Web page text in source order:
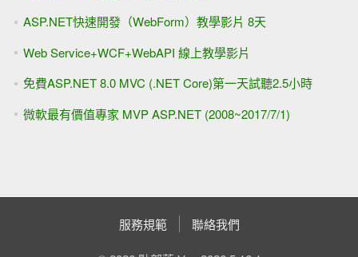
ASP.NET快速開發（WebForm）教學影片 8天
Web Service+WCF+WebAPI 線上教學影片
免費ASP.NET 8.0 MVC (.NET Core)第一天試聽2.5小時
微軟最有價值專家 MVP ASP.NET (2008~2017/7/1)
服務規範 聯絡我們